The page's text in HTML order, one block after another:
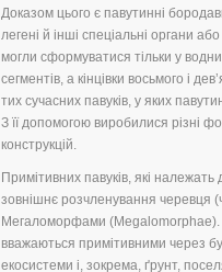
Доказом цього є павутинні
легені й інші спеціальні органи
могли сформуватися тільки у
сегментів, а кінцівки восьмого і
тих сучасних павуків, у яких
З її допомогою виробилися різні
конструкцій.
Примітивних павуків, які
зовнішнє розчленування черевця
Мегаломорфами (Megalomorphae).
вважаються примітивними через
екосистеми і, зокрема, ґрунт,